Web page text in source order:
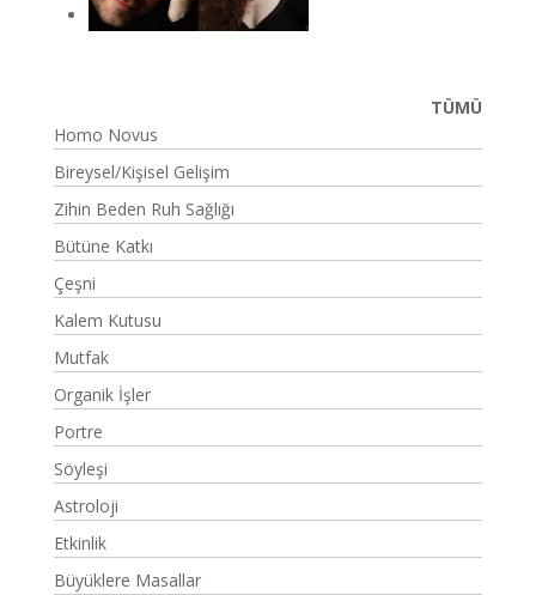
TÜMÜ
Homo Novus
Bireysel/Kişisel Gelişim
Zihin Beden Ruh Sağlığı
Bütüne Katkı
Çeşni
Kalem Kutusu
Mutfak
Organik İşler
Portre
Söyleşi
Astroloji
Etkinlik
Büyüklere Masallar